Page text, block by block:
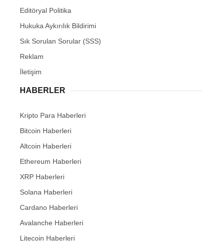
Editöryal Politika
Hukuka Aykırılık Bildirimi
Sık Sorulan Sorular (SSS)
Reklam
İletişim
HABERLER
Kripto Para Haberleri
Bitcoin Haberleri
Altcoin Haberleri
Ethereum Haberleri
XRP Haberleri
Solana Haberleri
Cardano Haberleri
Avalanche Haberleri
Litecoin Haberleri